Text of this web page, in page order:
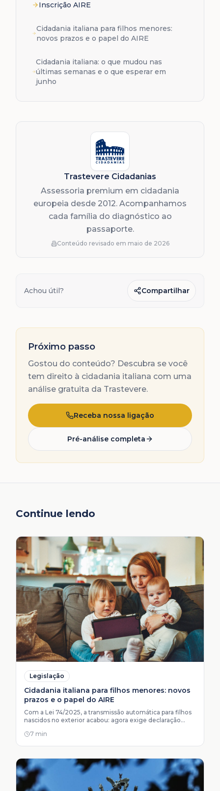
Inscrição AIRE
Cidadania italiana para filhos menores:
novos prazos e o papel do AIRE
Cidadania italiana: o que mudou nas
últimas semanas e o que esperar em
junho
Trastevere Cidadanias
Assessoria premium em cidadania
europeia desde 2012. Acompanhamos
cada família do diagnóstico ao
passaporte.
Conteúdo revisado em maio de 2026
Achou útil? Compartilhar
Próximo passo
Gostou do conteúdo? Descubra se você
tem direito à cidadania italiana com uma
análise gratuita da Trastevere.
Receba nossa ligação
Pré-análise completa
Continue lendo
Legislação
Cidadania italiana para filhos menores: novos
prazos e o papel do AIRE
Com a Lei 74/2025, a transmissão automática para filhos
nascidos no exterior acabou: agora exige declaração
7 min